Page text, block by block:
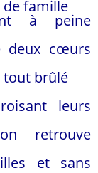
de famille
à peine
deux cœurs
tout brûlé
leurs
retrouve
et sans